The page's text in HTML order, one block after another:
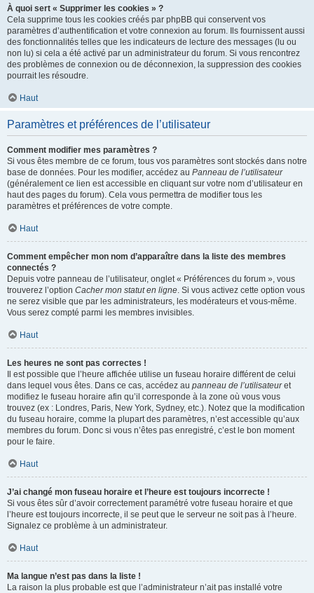
À quoi sert « Supprimer les cookies » ?
Cela supprime tous les cookies créés par phpBB qui conservent vos
paramètres d’authentification et votre connexion au forum. Ils fournissent aussi
des fonctionnalités telles que les indicateurs de lecture des messages (lu ou
non lu) si cela a été activé par un administrateur du forum. Si vous rencontrez
des problèmes de connexion ou de déconnexion, la suppression des cookies
pourrait les résoudre.
Haut
Paramètres et préférences de l’utilisateur
Comment modifier mes paramètres ?
Si vous êtes membre de ce forum, tous vos paramètres sont stockés dans notre
base de données. Pour les modifier, accédez au Panneau de l’utilisateur
(généralement ce lien est accessible en cliquant sur votre nom d’utilisateur en
haut des pages du forum). Cela vous permettra de modifier tous les
paramètres et préférences de votre compte.
Haut
Comment empêcher mon nom d’apparaître dans la liste des membres
connectés ?
Depuis votre panneau de l’utilisateur, onglet « Préférences du forum », vous
trouverez l’option Cacher mon statut en ligne. Si vous activez cette option vous
ne serez visible que par les administrateurs, les modérateurs et vous-même.
Vous serez compté parmi les membres invisibles.
Haut
Les heures ne sont pas correctes !
Il est possible que l’heure affichée utilise un fuseau horaire différent de celui
dans lequel vous êtes. Dans ce cas, accédez au panneau de l’utilisateuret
modifiez le fuseau horaire afin qu’il corresponde à la zone où vous vous
trouvez (ex : Londres, Paris, New York, Sydney, etc.). Notez que la modification
du fuseau horaire, comme la plupart des paramètres, n’est accessible qu’aux
membres du forum. Donc si vous n’êtes pas enregistré, c’est le bon moment
pour le faire.
Haut
J’ai changé mon fuseau horaire et l’heure est toujours incorrecte !
Si vous êtes sûr d’avoir correctement paramétré votre fuseau horaire et que
l’heure est toujours incorrecte, il se peut que le serveur ne soit pas à l’heure.
Signalez ce problème à un administrateur.
Haut
Ma langue n’est pas dans la liste !
La raison la plus probable est que l’administrateur n’ait pas installé votre